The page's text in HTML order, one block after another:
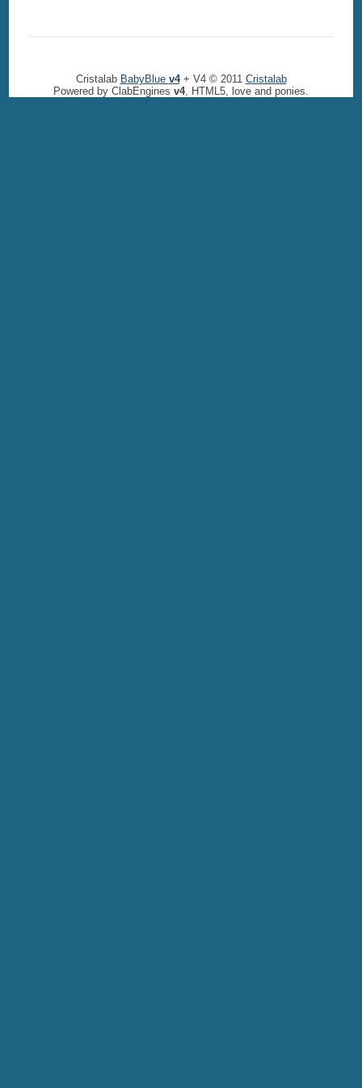
Cristalab BabyBlue v4+ V4 © 2011 Cristalab
Powered by ClabEngines v4, HTML5, love and ponies.